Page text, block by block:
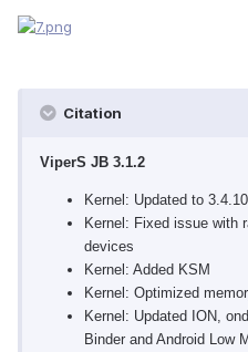
Citation
ViperS JB 3.1.2
Kernel: Updated to
Kernel: Fixed issue with
devices
Kernel: Added KSM
Kernel: Optimized
Kernel: Updated ION,
Binder and Android Low